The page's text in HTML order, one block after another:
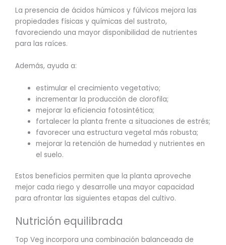
La presencia de ácidos húmicos y fúlvicos mejora las
propiedades físicas y químicas del sustrato,
favoreciendo una mayor disponibilidad de nutrientes
para las raíces.
Además, ayuda a:
estimular el crecimiento vegetativo;
incrementar la producción de clorofila;
mejorar la eficiencia fotosintética;
fortalecer la planta frente a situaciones de estrés;
favorecer una estructura vegetal más robusta;
mejorar la retención de humedad y nutrientes en
el suelo.
Estos beneficios permiten que la planta aproveche
mejor cada riego y desarrolle una mayor capacidad
para afrontar las siguientes etapas del cultivo.
Nutrición equilibrada
Top Veg incorpora una combinación balanceada de